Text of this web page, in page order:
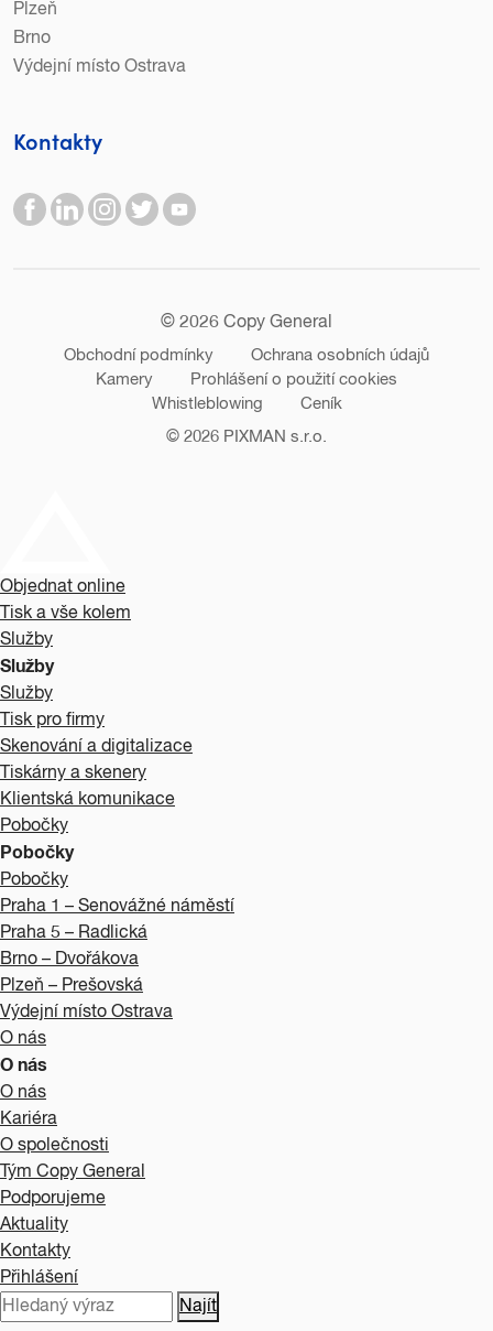
Plzeň
Brno
Výdejní místo Ostrava
Kontakty
© 2026 Copy General
Obchodní podmínky
Ochrana osobních údajů
Kamery
Prohlášení o použití cookies
Whistleblowing
Ceník
© 2026 PIXMAN s.r.o.
Objednat online
Tisk a vše kolem
Služby
Služby
Služby
Tisk pro firmy
Skenování a digitalizace
Tiskárny a skenery
Klientská komunikace
Pobočky
Pobočky
Pobočky
Praha 1 – Senovážné náměstí
Praha 5 – Radlická
Brno – Dvořákova
Plzeň – Prešovská
Výdejní místo Ostrava
O nás
O nás
O nás
Kariéra
O společnosti
Tým Copy General
Podporujeme
Aktuality
Kontakty
Přihlášení
Najít